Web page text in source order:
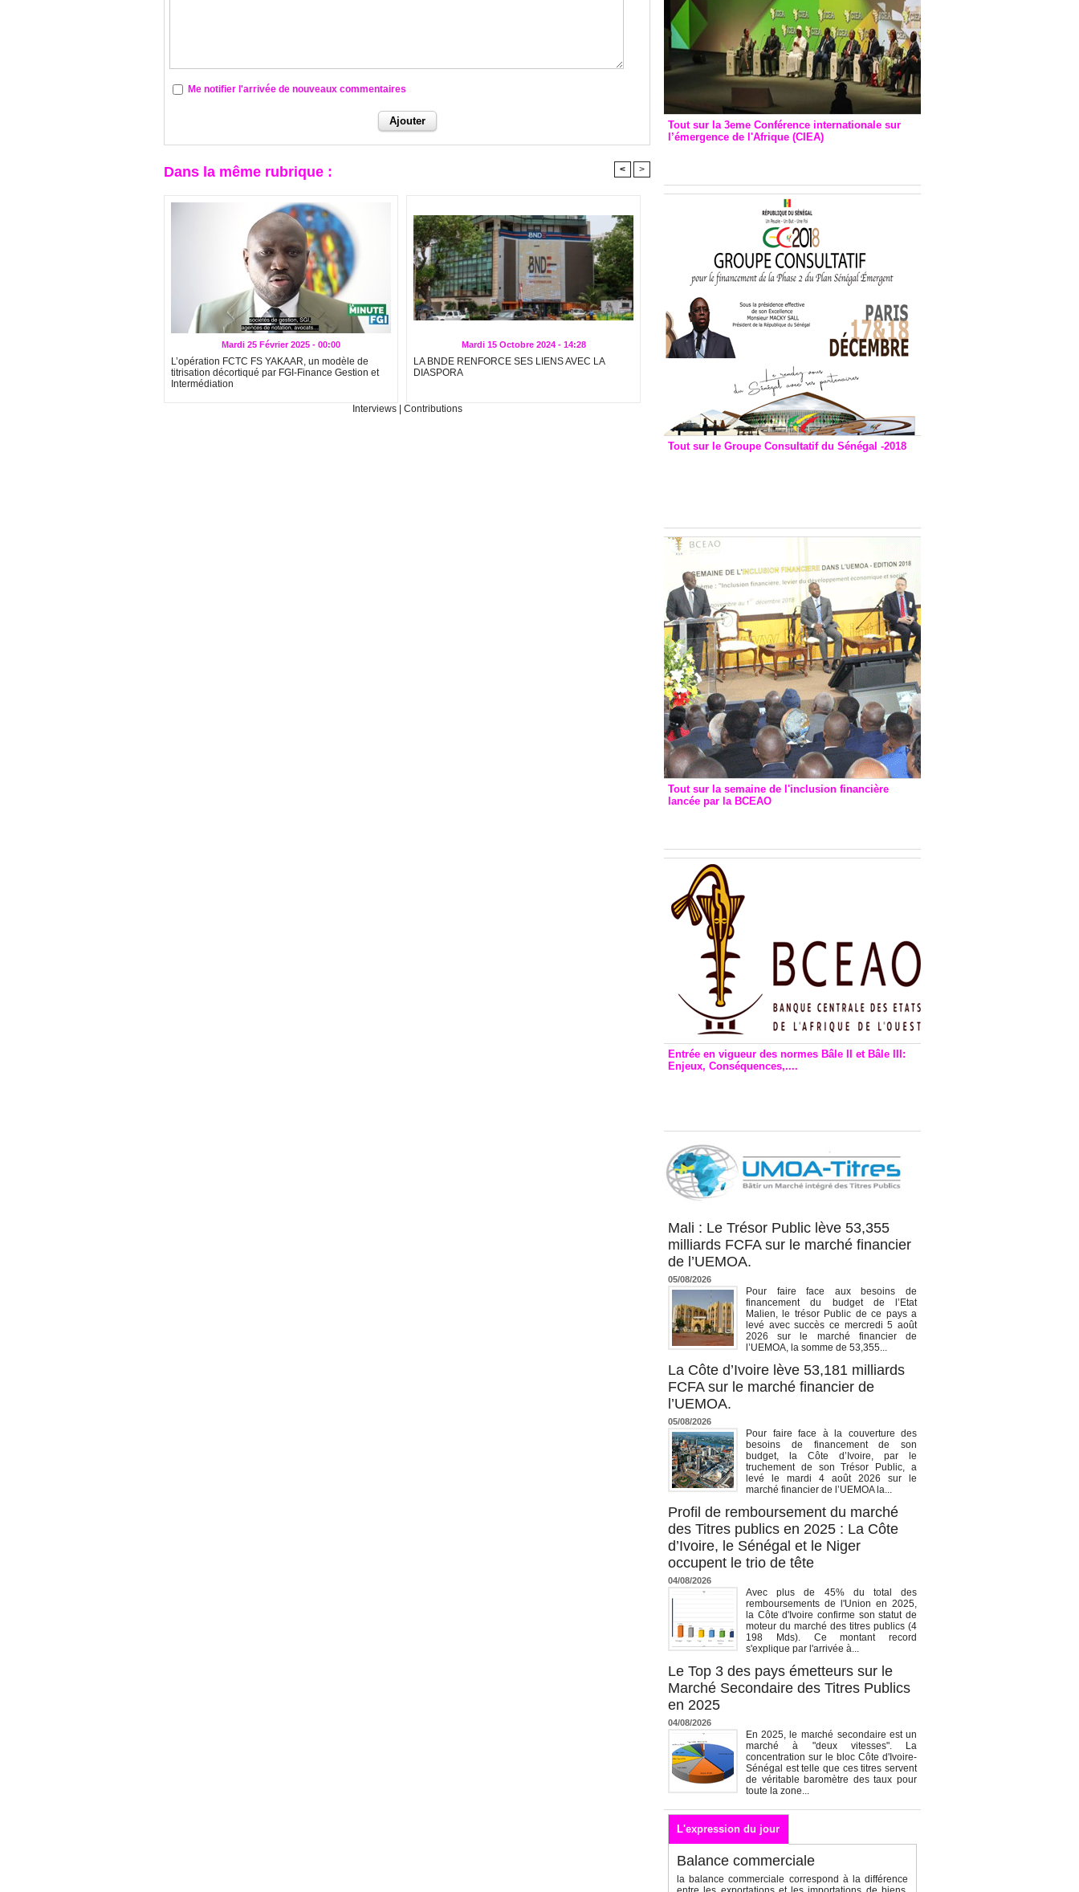
Me notifier l'arrivée de nouveaux commentaires
Dans la même rubrique : < >
Mardi 25 Février 2025 - 00:00
L’opération FCTC FS YAKAAR, un modèle de
titrisation décortiqué par FGI-Finance Gestion et
Intermédiation
Mardi 15 Octobre 2024 - 14:28
LA BNDE RENFORCE SES LIENS AVEC LA
DIASPORA
Interviews Contributions
Tout sur la 3eme Conférence internationale sur
l’émergence de l'Afrique (CIEA)
Tout sur le Groupe Consultatif du Sénégal -2018
Tout sur la semaine de l'inclusion financière
lancée par la BCEAO
Entrée en vigueur des normes Bâle II et Bâle III:
Enjeux, Conséquences,....
Mali : Le Trésor Public lève 53,355
milliards FCFA sur le marché financier
de l’UEMOA.
05/08/2026
Pour faire face aux besoins de
financement du budget de l’Etat
Malien, le trésor Public de ce pays a
levé avec succès ce mercredi 5 août
2026 sur le marché financier de
l’UEMOA, la somme de 53,355...
La Côte d’Ivoire lève 53,181 milliards
FCFA sur le marché financier de
l’UEMOA.
05/08/2026
Pour faire face à la couverture des
besoins de financement de son
budget, la Côte d’Ivoire, par le
truchement de son Trésor Public, a
levé le mardi 4 août 2026 sur le
marché financier de l’UEMOA la...
Profil de remboursement du marché
des Titres publics en 2025 : La Côte
d’Ivoire, le Sénégal et le Niger
occupent le trio de tête
04/08/2026
Avec plus de 45% du total des
remboursements de l'Union en 2025,
la Côte d'Ivoire confirme son statut de
moteur du marché des titres publics (4
198 Mds). Ce montant record
s'explique par l'arrivée à...
Le Top 3 des pays émetteurs sur le
Marché Secondaire des Titres Publics
en 2025
04/08/2026
En 2025, le marché secondaire est un
marché à "deux vitesses". La
concentration sur le bloc Côte d'Ivoire-
Sénégal est telle que ces titres servent
de véritable baromètre des taux pour
toute la zone...
L'expression du jour
Balance commerciale
la balance commerciale correspond à la différence